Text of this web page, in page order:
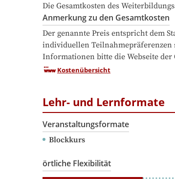
Die Gesamtkosten des
Anmerkung zu den Gesamtkosten
Der genannte Preis entspricht dem
individuellen Teilnahmepräferenzen
Informationen bitte die Webseite der
Kostenübersicht
Lehr- und Lernformate
Veranstaltungsformate
Blockkurs
örtliche Flexibilität